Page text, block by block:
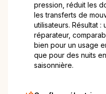
pression, réduit les
les transferts de
utilisateurs. Résultat :
réparateur,
bien pour un usage
que pour des nuits
saisonnière.